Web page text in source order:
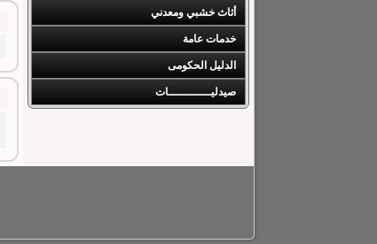
أثاث خشبي ومعدني
خدمات عامة
الدليل الحكومى
صيدليــــــــــــات